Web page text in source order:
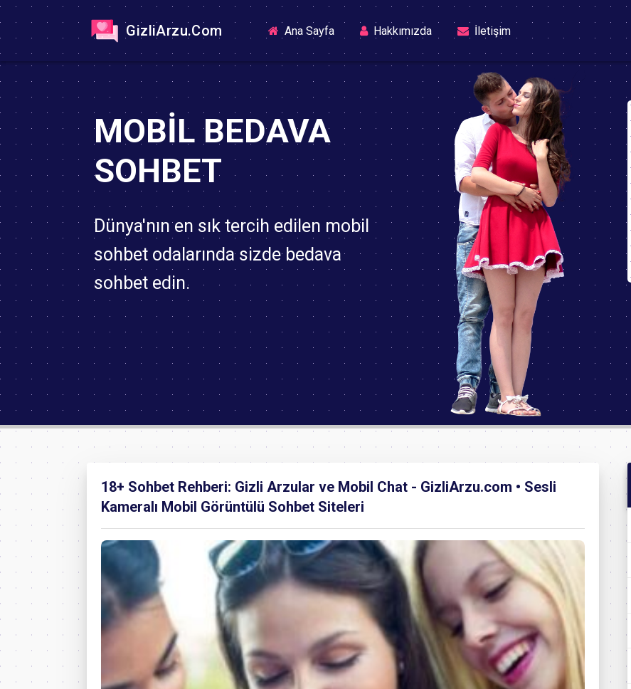
GizliArzu.Com Ana Sayfa(current)Hakkımızda İletişim
MOBIL BEDAVA
SOHBET
Dünya'nın en sık tercih edilen mobil
sohbet odalarında sizde bedava
sohbet edin.
18+ Sohbet Rehberi: Gizli Arzular ve Mobil Chat - GizliArzu.com • Sesli
Kameralı Mobil Görüntülü Sohbet Siteleri